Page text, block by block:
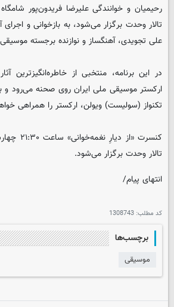
تالار وحدت برگزار می‌شود، به بازخوانی و اجرای
علی تجویدی، آهنگساز و نوازنده برجسته
در این برنامه، منتخبی از خاطره‌انگیزترین
ارکستر موسیقی ملی ایران روی صحنه می‌رود و
تکنواز (سولیست) ویولن، ارکستر را همراهی
تالار وحدت برگزار می‌شود.
انتهای پیام/
کد مطلب: 1308743
برچسب‌ها
موسیقی